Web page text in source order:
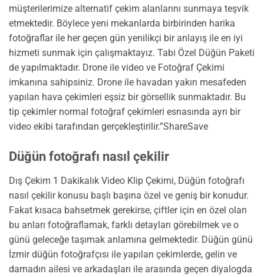
müşterilerimize alternatif çekim alanlarını sunmaya teşvik
etmektedir. Böylece yeni mekanlarda birbirinden harika
fotoğraflar ile her geçen gün yenilikçi bir anlayış ile en iyi
hizmeti sunmak için çalışmaktayız. Tabi Özel Düğün Paketi
de yapılmaktadır. Drone ile video ve Fotoğraf Çekimi
imkanına sahipsiniz. Drone ile havadan yakın mesafeden
yapılan hava çekimleri eşsiz bir görsellik sunmaktadır. Bu
tip çekimler normal fotoğraf çekimleri esnasında ayrı bir
video ekibi tarafından gerçekleştirilir.”ShareSave
Düğün fotoğrafı nasıl çekilir
Dış Çekim 1 Dakikalık Video Klip Çekimi, Düğün fotoğrafı
nasıl çekilir konusu başlı başına özel ve geniş bir konudur.
Fakat kısaca bahsetmek gerekirse, çiftler için en özel olan
bu anları fotoğraflamak, farklı detayları görebilmek ve o
günü geleceğe taşımak anlamına gelmektedir. Düğün günü
İzmir düğün fotoğrafçısı ile yapılan çekimlerde, gelin ve
damadın ailesi ve arkadaşları ile arasında geçen diyalogda